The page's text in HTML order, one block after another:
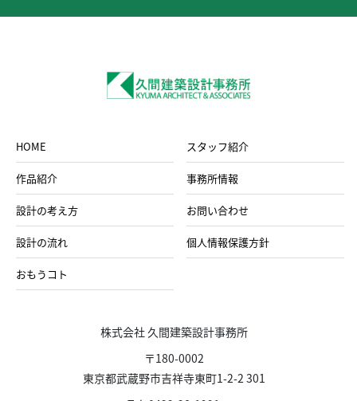
HOME
作品紹介
設計の考え方
設計の流れ
おもうコト
スタッフ紹介
事務所情報
お問い合わせ
個人情報保護方針
株式会社 久間建築設計事務所
〒180-0002
東京都武蔵野市吉祥寺東町1-2-2 301